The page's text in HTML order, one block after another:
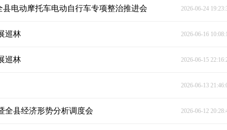
电动摩托车电动自行车专项整治推进会 2026-06-24
巡林 2026-06-16
巡林 2026-06-15
2026-06-13
全县经济形势分析调度会 2026-06-12